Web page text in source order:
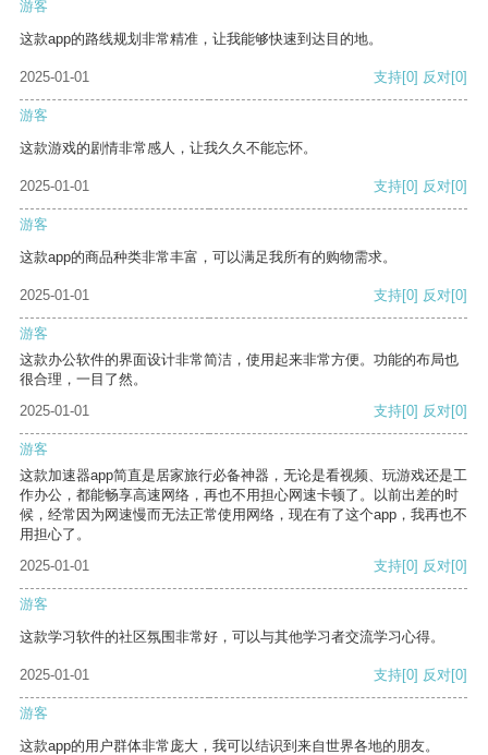
游客
这款app的路线规划非常精准，让我能够快速到达目的地。
2025-01-01 支持[0] 反对[0]
游客
这款游戏的剧情非常感人，让我久久不能忘怀。
2025-01-01 支持[0] 反对[0]
游客
这款app的商品种类非常丰富，可以满足我所有的购物需求。
2025-01-01 支持[0] 反对[0]
游客
这款办公软件的界面设计非常简洁，使用起来非常方便。功能的布局也
很合理，一目了然。
2025-01-01
支持[0] 反对[0]
游客
这款加速器app简直是居家旅行必备神器，无论是看视频、玩游戏还是工
作办公，都能畅享高速网络，再也不用担心网速卡顿了。以前出差的时
候，经常因为网速慢而无法正常使用网络，现在有了这个app，我再也不
用担心了。
2025-01-01
支持[0] 反对[0]
游客
这款学习软件的社区氛围非常好，可以与其他学习者交流学习心得。
2025-01-01 支持[0] 反对[0]
游客
这款app的用户群体非常庞大，我可以结识到来自世界各地的朋友。